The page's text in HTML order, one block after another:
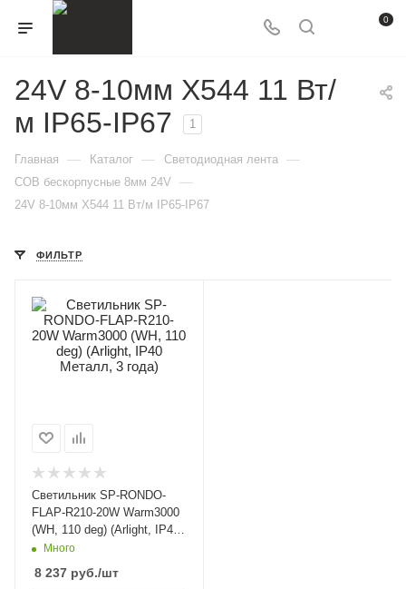
0
24V 8-10мм X544 11 Вт/
м IP65-IP67
1
Главная — Каталог — Светодиодная лента —
COB бескорпусные 8мм 24V —
24V 8-10мм X544 11 Вт/м IP65-IP67
ФИЛЬТР
Светильник SP-RONDO-
FLAP-R210-20W Warm3000
(WH, 110 deg) (Arlight, IP40
Металл, 3 года)
Много
8 237 руб./шт